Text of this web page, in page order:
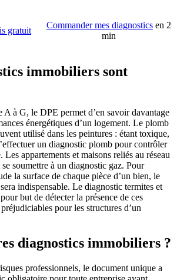
gratuit
Commander mes diagnostics en 2
min
immobiliers sont
A à G, le DPE permet d’en savoir davantage
énergétiques d’un logement. Le plomb
utilisé dans les peintures : étant toxique,
un diagnostic plomb pour contrôler
Les appartements et maisons reliés au réseau
soumettre à un diagnostic gaz. Pour
la surface de chaque pièce d’un bien, le
indispensable. Le diagnostic termites et
but de détecter la présence de ces
pour les structures d’un
diagnostics immobiliers ?
professionnels, le document unique a